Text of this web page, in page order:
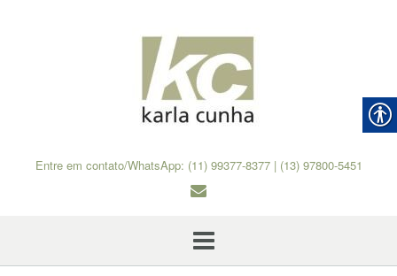
Entre em contato/WhatsApp: (11) 99377-8377 | (13) 97800-5451